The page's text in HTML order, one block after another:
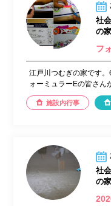
社
の家
フ
江戸川つむぎの家です
ォーミュラーEの皆さん
施設内行事
社
の家